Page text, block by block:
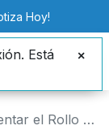
Hoy!
tu Estrategia de Embalaje
Está